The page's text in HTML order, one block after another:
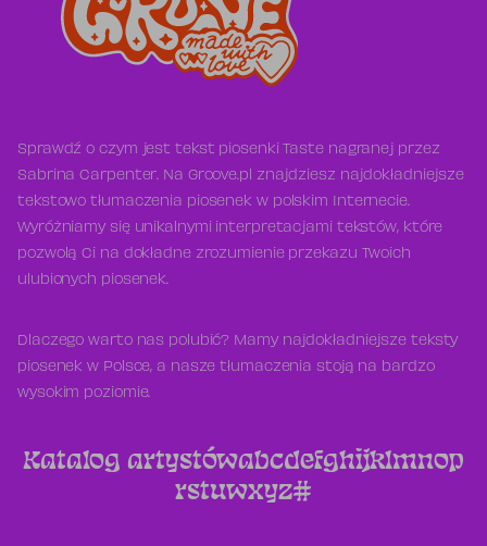
Sprawdź o czym jest tekst piosenki Taste nagranej przez
Sabrina Carpenter. Na Groove.pl znajdziesz najdokładniejsze
tekstowo tłumaczenia piosenek w polskim Internecie.
Wyróżniamy się unikalnymi interpretacjami tekstów, które
pozwolą Ci na dokładne zrozumienie przekazu Twoich
ulubionych piosenek.
Dlaczego warto nas polubić? Mamy najdokładniejsze teksty
piosenek w Polsce, a nasze tłumaczenia stoją na bardzo
wysokim poziomie.
Katalog artystówabcdefghijklmnop
rstuwxyz#